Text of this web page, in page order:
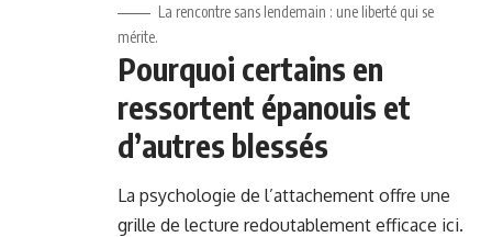
La rencontre sans lendemain : une liberté qui se
mérite.
Pourquoi certains en
ressortent épanouis et
d’autres blessés
La psychologie de l’attachement offre une
grille de lecture redoutablement efficace ici.